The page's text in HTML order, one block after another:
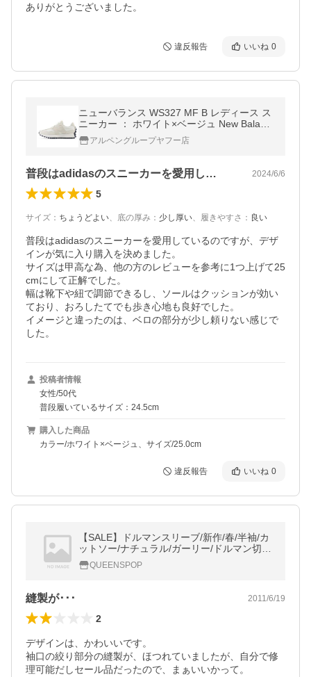
ありがとうございました。
違反報告 いいね 0
ニューバランス WS327 MF B レディース ス
ニーカー ： ホワイト×ベージュ New Balanc
e
アルペングループヤフー店
普段はadidasのスニーカーを愛用し… 2024/6/6
5
サイズ ： ちょうどよい、 底の厚み ： 少し厚い、 履きやすさ ： 良い
普段はadidasのスニーカーを愛用しているのですが、デザ
インが気に入り購入を決めました。
サイズは甲高な為、他の方のレビューを参考に1つ上げて25
cmにして正解でした。
幅は靴下や紐で調節できるし、ソールはクッションが効い
ており、おろしたてでも歩き心地も良好でした。
イメージと違ったのは、ベロの部分が少し頼りない感じで
した。
投稿者情報
女性/50代
普段履いているサイズ：24.5cm
購入した商品
カラー/ホワイト×ベージュ、サイズ/25.0cm
違反報告 いいね 0
【SALE】ドルマンスリーブ/新作/春/半袖/カ
ットソー/ナチュラル/ガーリー/ドルマン切替
カットソー＃3765
QUEENSPOP
縫製が･･･ 2011/6/19
2
デザインは、かわいいです。
袖口の絞り部分の縫製が、ほつれていましたが、自分で修
理可能だしセール品だったので、まぁいいかって。